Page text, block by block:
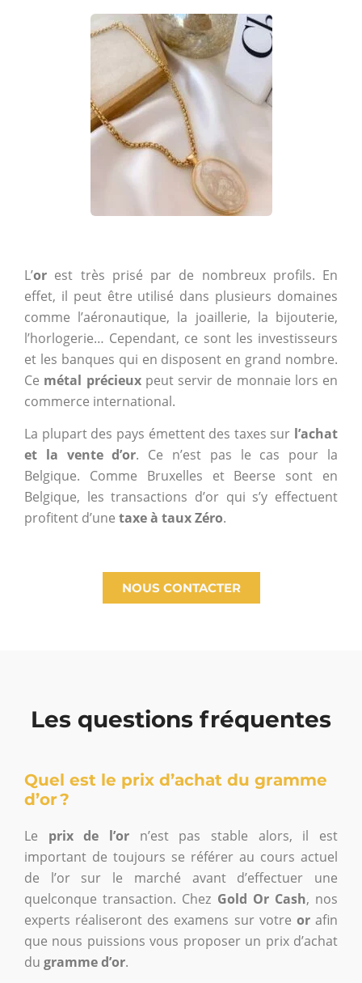
L’or est très prisé par de nombreux profils. En
effet, il peut être utilisé dans plusieurs domaines
comme l’aéronautique, la joaillerie, la bijouterie,
l’horlogerie… Cependant, ce sont les investisseurs
et les banques qui en disposent en grand nombre.
Ce métal précieuxpeut servir de monnaie lors en
commerce international.
La plupart des pays émettent des taxes sur l’achat
et la vente d’or. Ce n’est pas le cas pour la
Belgique. Comme Bruxelles et Beerse sont en
Belgique, les transactions d’or qui s’y effectuent
profitent d’une taxe à taux Zéro.
NOUS CONTACTER
Les questions fréquentes
Quel est le prix d’achat du gramme
d’or ?
Le prix de l’or n’est pas stable alors, il est
important de toujours se référer au cours actuel
de l’or sur le marché avant d’effectuer une
quelconque transaction. Chez Gold Or Cash, nos
experts réaliseront des examens sur votre orafin
que nous puissions vous proposer un prix d’achat
du gramme d’or.